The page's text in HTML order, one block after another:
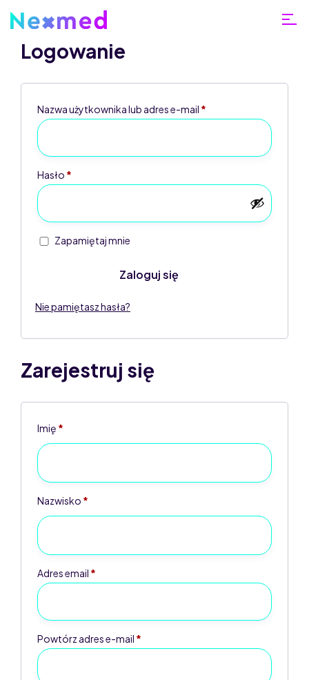
konto
Logowanie
Nazwa użytkownika lub adres e-mail *
Hasło *
Zapamiętaj mnie
Zaloguj się
Nie pamiętasz hasła?
Zarejestruj się
Imię *
Nazwisko *
Adres email *
Powtórz adres e-mail *